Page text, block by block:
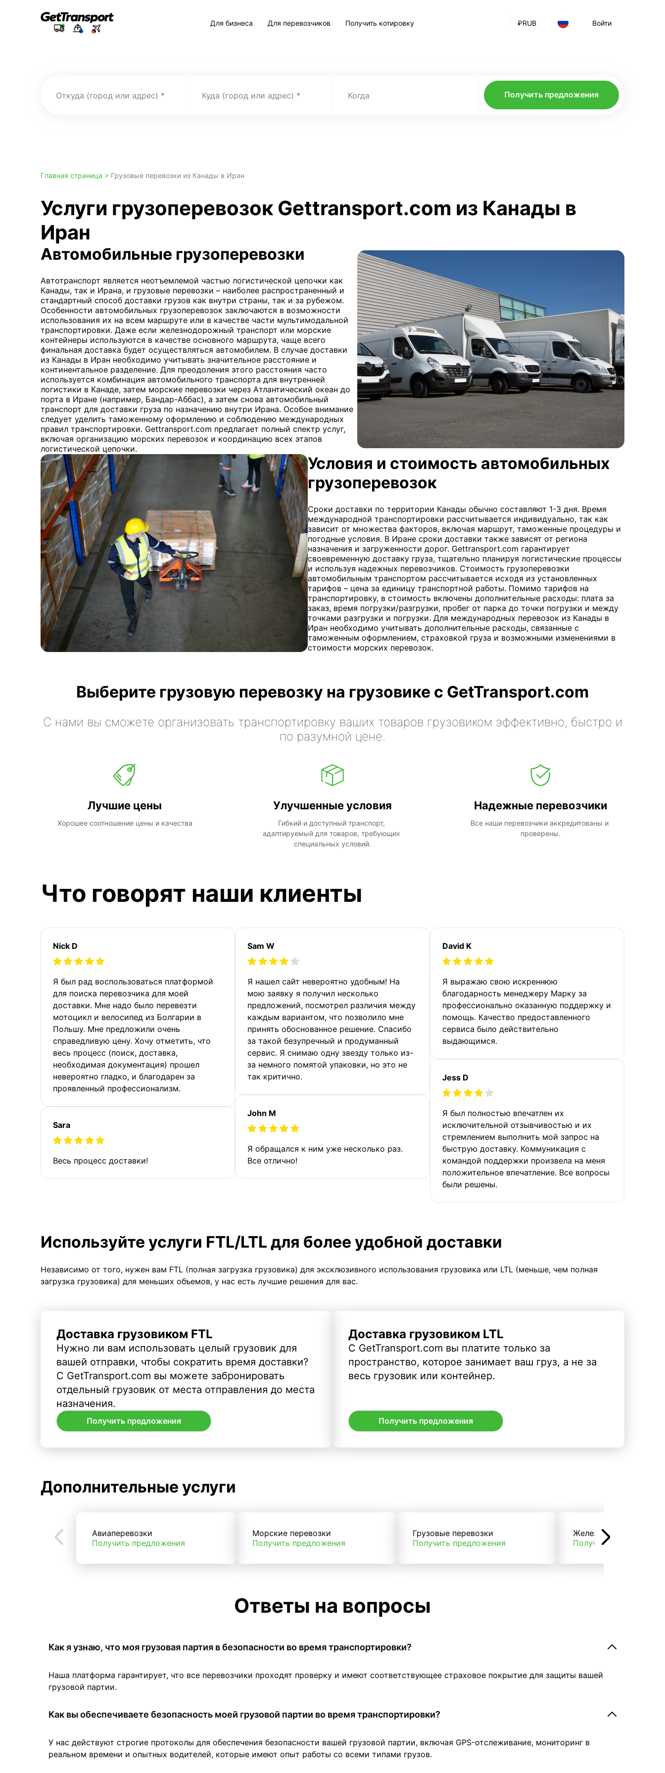
₽RUB Войти
Для бизнеса Для перевозчиков Получить котировку
Откуда (город или адрес) Куда (город или адрес) Когда Получить предложения
Главная страница > Грузовые перевозки из Канады в Иран
Услуги грузоперевозок Gettransport.com из Канады в
Иран
Автомобильные грузоперевозки
Автотранспорт является неотъемлемой частью логистической цепочки как
Канады, так и Ирана, и грузовые перевозки – наиболее распространенный и
стандартный способ доставки грузов как внутри страны, так и за рубежом.
Особенности автомобильных грузоперевозок заключаются в возможности
использования их на всем маршруте или в качестве части мультимодальной
транспортировки. Даже если железнодорожный транспорт или морские
контейнеры используются в качестве основного маршрута, чаще всего
финальная доставка будет осуществляться автомобилем. В случае доставки
из Канады в Иран необходимо учитывать значительное расстояние и
континентальное разделение. Для преодоления этого расстояния часто
используется комбинация автомобильного транспорта для внутренней
логистики в Канаде, затем морские перевозки через Атлантический океан до
порта в Иране (например, Бандар-Аббас), а затем снова автомобильный
транспорт для доставки груза по назначению внутри Ирана. Особое внимание
следует уделить таможенному оформлению и соблюдению международных
правил транспортировки. Gettransport.com предлагает полный спектр услуг,
включая организацию морских перевозок и координацию всех этапов
логистической цепочки.
Условия и стоимость автомобильных
грузоперевозок
Сроки доставки по территории Канады обычно составляют 1-3 дня. Время
международной транспортировки рассчитывается индивидуально, так как
зависит от множества факторов, включая маршрут, таможенные процедуры и
погодные условия. В Иране сроки доставки также зависят от региона
назначения и загруженности дорог. Gettransport.com гарантирует
своевременную доставку груза, тщательно планируя логистические процессы
и используя надежных перевозчиков. Стоимость грузоперевозки
автомобильным транспортом рассчитывается исходя из установленных
тарифов – цена за единицу транспортной работы. Помимо тарифов на
транспортировку, в стоимость включены дополнительные расходы: плата за
заказ, время погрузки/разгрузки, пробег от парка до точки погрузки и между
точками разгрузки и погрузки. Для международных перевозок из Канады в
Иран необходимо учитывать дополнительные расходы, связанные с
таможенным оформлением, страховкой груза и возможными изменениями в
стоимости морских перевозок.
Выберите грузовую перевозку на грузовике с GetTransport.com
С нами вы сможете организовать транспортировку ваших товаров грузовиком эффективно, быстро и
по разумной цене.
Лучшие цены
Хорошее соотношение цены и качества
Улучшенные условия
Гибкий и доступный транспорт,
адаптируемый для товаров, требующих
специальных условий.
Надежные перевозчики
Все наши перевозчики аккредитованы и
проверены.
Что говорят наши клиенты
Nick D
Я был рад воспользоваться платформой
для поиска перевозчика для моей
доставки. Мне надо было перевезти
мотоцикл и велосипед из Болгарии в
Польшу. Мне предложили очень
справедливую цену. Хочу отметить, что
весь процесс (поиск, доставка,
необходимая документация) прошел
невероятно гладко, и благодарен за
проявленный профессионализм.
Sara
Весь процесс доставки!
Sam W
Я нашел сайт невероятно удобным! На
мою заявку я получил несколько
предложений, посмотрел различия между
каждым вариантом, что позволило мне
принять обоснованное решение. Спасибо
за такой безупречный и продуманный
сервис. Я снимаю одну звезду только из-
за немного помятой упаковки, но это не
так критично.
John M
Я обращался к ним уже несколько раз.
Все отлично!
David K
Я выражаю свою искреннюю
благодарность менеджеру Марку за
профессионально оказанную поддержку и
помощь. Качество предоставленного
сервиса было действительно
выдающимся.
Jess D
Я был полностью впечатлен их
исключительной отзывчивостью и их
стремлением выполнить мой запрос на
быструю доставку. Коммуникация с
командой поддержки произвела на меня
положительное впечатление. Все вопросы
были решены.
Используйте услуги FTL/LTL для более удобной доставки
Независимо от того, нужен вам FTL (полная загрузка грузовика) для эксклюзивного использования грузовика или LTL (меньше, чем полная
загрузка грузовика) для меньших объемов, у нас есть лучшие решения для вас.
Доставка грузовиком FTL
Нужно ли вам использовать целый грузовик для
вашей отправки, чтобы сократить время доставки?
С GetTransport.com вы можете забронировать
отдельный грузовик от места отправления до места
назначения.
Получить предложения
Доставка грузовиком LTL
С GetTransport.com вы платите только за
пространство, которое занимает ваш груз, а не за
весь грузовик или контейнер.
Получить предложения
Дополнительные услуги
Авиаперевозки
Получить предложения
Морские перевозки
Получить предложения
Грузовые перевозки
Получить предложения
Железнодорожные
Получить
Ответы на вопросы
Как я узнаю, что моя грузовая партия в безопасности во время транспортировки?
Наша платформа гарантирует, что все перевозчики проходят проверку и имеют соответствующее страховое покрытие для защиты вашей
грузовой партии.
Как вы обеспечиваете безопасность моей грузовой партии во время транспортировки?
У нас действуют строгие протоколы для обеспечения безопасности вашей грузовой партии, включая GPS-отслеживание, мониторинг в
реальном времени и опытных водителей, которые имеют опыт работы со всеми типами грузов.